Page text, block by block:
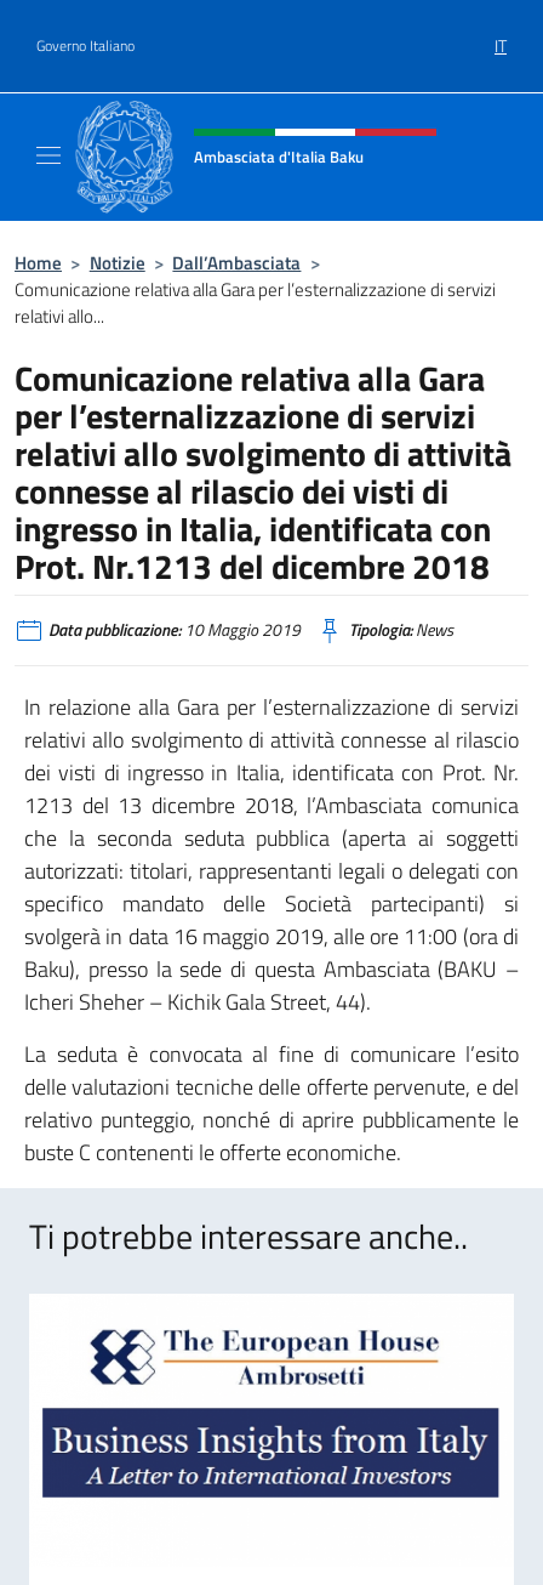
Governo Italiano IT
Intestazione sito, social e menù
Ambasciata d'Italia Baku
Home > Notizie > Dall’Ambasciata >
Comunicazione relativa alla Gara per l’esternalizzazione di servizi
relativi allo...
Comunicazione relativa alla Gara
per l’esternalizzazione di servizi
relativi allo svolgimento di attività
connesse al rilascio dei visti di
ingresso in Italia, identificata con
Prot. Nr.1213 del dicembre 2018
Data pubblicazione:10 Maggio 2019 Tipologia:News
In relazione alla Gara per l’esternalizzazione di servizi
relativi allo svolgimento di attività connesse al rilascio
dei visti di ingresso in Italia, identificata con Prot. Nr.
1213 del 13 dicembre 2018, l’Ambasciata comunica
che la seconda seduta pubblica (aperta ai soggetti
autorizzati: titolari, rappresentanti legali o delegati con
specifico mandato delle Società partecipanti) si
svolgerà in data 16 maggio 2019, alle ore 11:00 (ora di
Baku), presso la sede di questa Ambasciata (BAKU –
Icheri Sheher – Kichik Gala Street, 44).
La seduta è convocata al fine di comunicare l’esito
delle valutazioni tecniche delle offerte pervenute, e del
relativo punteggio, nonché di aprire pubblicamente le
buste C contenenti le offerte economiche.
Ti potrebbe interessare anche..